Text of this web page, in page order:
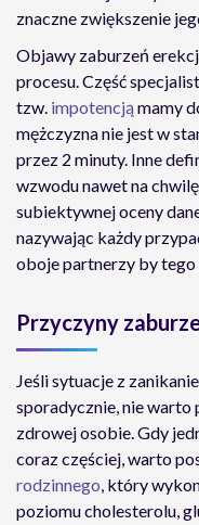
znaczne zwiększenie
Objawy zaburzeń
procesu. Część
tzw. impotencją mamy
mężczyzna nie jest w
przez 2 minuty. Inne
wzwodu nawet na
subiektywnej oceny
nazywając każdy
oboje partnerzy by tego
Przyczyny
Jeśli sytuacje z
sporadycznie, nie warto
zdrowej osobie. Gdy
coraz częściej, warto
rodzinnego, który
poziomu cholesterolu,